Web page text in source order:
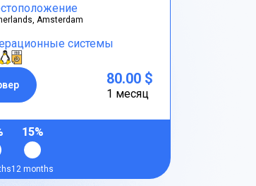
Amsterdam
системы
80.00 $
1 месяц
15%
12 months